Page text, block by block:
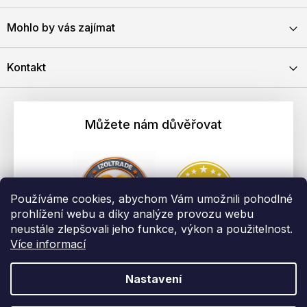
Používáme cookies, abychom Vám umožnili pohodlné
prohlížení webu a díky analýze provozu webu
neustále zlepšovali jeho funkce, výkon a použitelnost.
Více informací
Nastavení
Mohlo by vás zajímat
Kontakt
Můžete nám důvěřovat
Vytvořil Shoptet